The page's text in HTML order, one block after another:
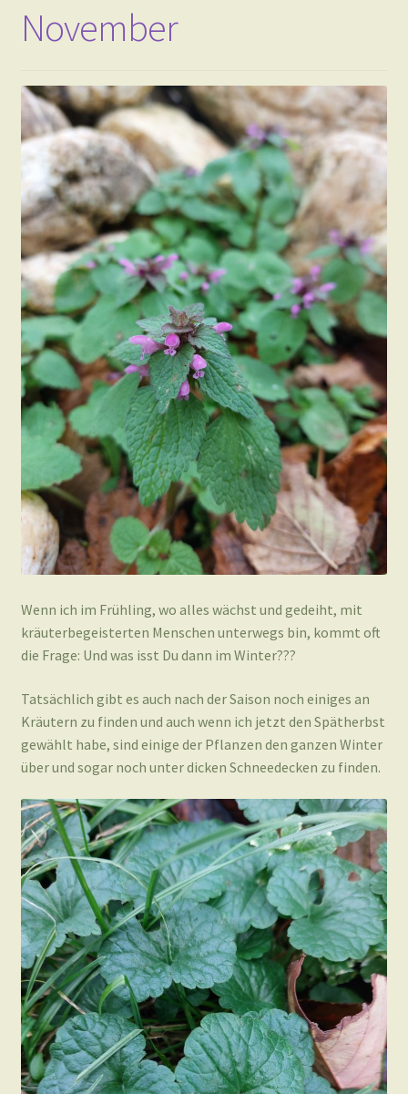
Schlagwort:Schafgarbe
Veröffentlicht amNovember 30, 2023vonMel Detjen - Kräuterfrau
—Schreib einen Kommentar
Wilde Kräuter im
November
Wenn ich im Frühling, wo alles wächst und gedeiht, mit
kräuterbegeisterten Menschen unterwegs bin, kommt oft
die Frage: Und was isst Du dann im Winter???
Tatsächlich gibt es auch nach der Saison noch einiges an
Kräutern zu finden und auch wenn ich jetzt den Spätherbst
gewählt habe, sind einige der Pflanzen den ganzen Winter
über und sogar noch unter dicken Schneedecken zu finden.